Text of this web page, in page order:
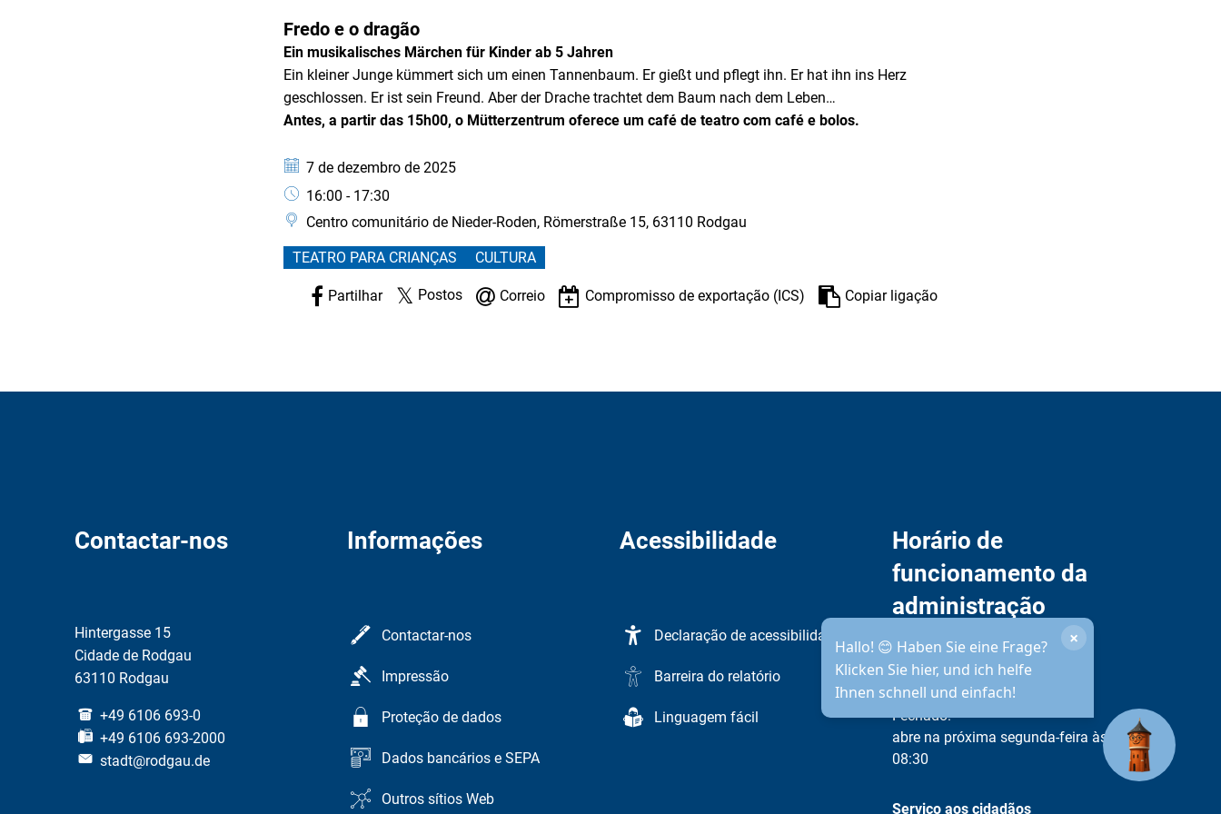
Fredo e o dragão
Ein musikalisches Märchen für Kinder ab 5 Jahren
Ein kleiner Junge kümmert sich um einen Tannenbaum. Er gießt und pflegt ihn. Er hat ihn ins Herz
geschlossen. Er ist sein Freund. Aber der Drache trachtet dem Baum nach dem Leben…
Antes, a partir das 15h00, o Mütterzentrum oferece um café de teatro com café e bolos.
Data:
7 de dezembro de 2025
Horário:
16:00 - 17:30
Centro comunitário de Nieder-Roden, Römerstraße 15, 63110 Rodgau
TEATRO PARA CRIANÇAS CULTURA
Partilhar Postos Correio Compromisso de exportação (ICS) Copiar ligação
Contactar-nos
Hintergasse 15
Cidade de Rodgau
63110 Rodgau
+49 6106 693-0
+49 6106 693-2000
stadt@rodgau.de
Informações
Contactar-nos
Impressão
Proteção de dados
Dados bancários e SEPA
Outros sítios Web
Acessibilidade
Declaração de acessibilidade
Barreira do relatório
Linguagem fácil
Hallo! 😊 Haben Sie eine Frage?
Klicken Sie hier, und ich helfe
Ihnen schnell und einfach!
×
Horário de
funcionamento da
administração
municipal
Disponibilidade por telefone
Clique para ocultar outras horas de abertura ou
Fechado:
abre na próxima segunda-feira às
08:30
Serviço aos cidadãos